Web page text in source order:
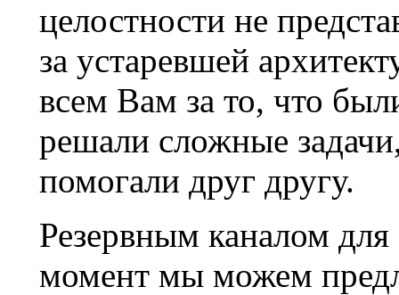
целостности не
за устаревшей
всем Вам за то, что
решали сложные
помогали друг другу.
Резервным каналом
момент мы можем